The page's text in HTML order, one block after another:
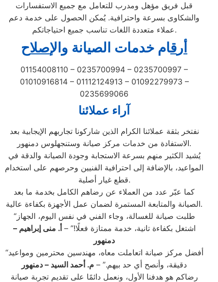
قبل فريق مؤهل ومدرب للتعامل مع جميع الاستفسارات
والشكاوى بسرعة واحترافية. يُمكن الحصول على خدمة دعم
عملاء متعددة اللغات تناسب جميع احتياجاتكم.
أر قام خدمات الصيانة و الإصلاح
01154008110 – 0235700994 – 0235700997 –
01010916814 – 01112124913 – 01092279973 –
0235699066
آراء عملائنا
نفتخر بثقة عملائنا الكرام الذين شاركونا تجاربهم الإيجابية بعد
الاستفادة من خدمات مركز صيانة وستنجهلوس دمنهور.
يُشيد الكثير منهم بسرعة الاستجابة وجودة الصيانة والدقة في
المواعيد، بالإضافة إلى احترافية الفنيين وحرصهم على استخدام
قطع غيار أصلية.
كما عبّر عدد من العملاء عن رضاهم الكامل بخدمة ما بعد
الصيانة والمتابعة المستمرة لضمان عمل الأجهزة بكفاءة عالية.
“طلبت صيانة للغسالة، وجاء الفني في نفس اليوم، الجهاز
اشتغل بكفاءة تانية، خدمة ممتازة فعلًا!” – أ. منى إبراهيم –
دمنهور
“أفضل مركز صيانة اتعاملت معاه، مهندسين محترمين ومواعيد
دقيقة، وأنصح أي حد بيهم.” – م. أحمد السيد – دمنهور
رضاكم هو هدفنا الأول، ونعمل دائمًا على تقديم تجربة صيانة